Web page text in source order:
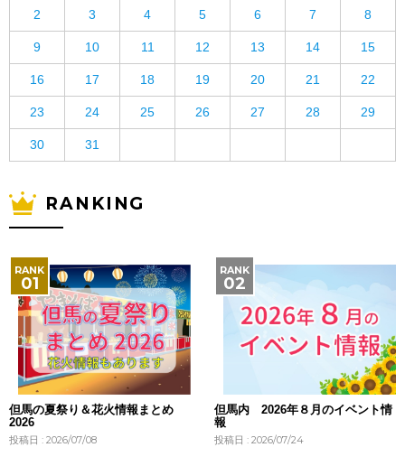
2 3 4 5 6 7 8
9 10 11 12 13 14 15
16 17 18 19 20 21 22
23 24 25 26 27 28 29
30 31
RANKING
但馬の夏祭り＆花火情報まとめ
2026
投稿日 : 2026/07/08
但馬内 2026年８月のイベント情
報
投稿日 : 2026/07/24